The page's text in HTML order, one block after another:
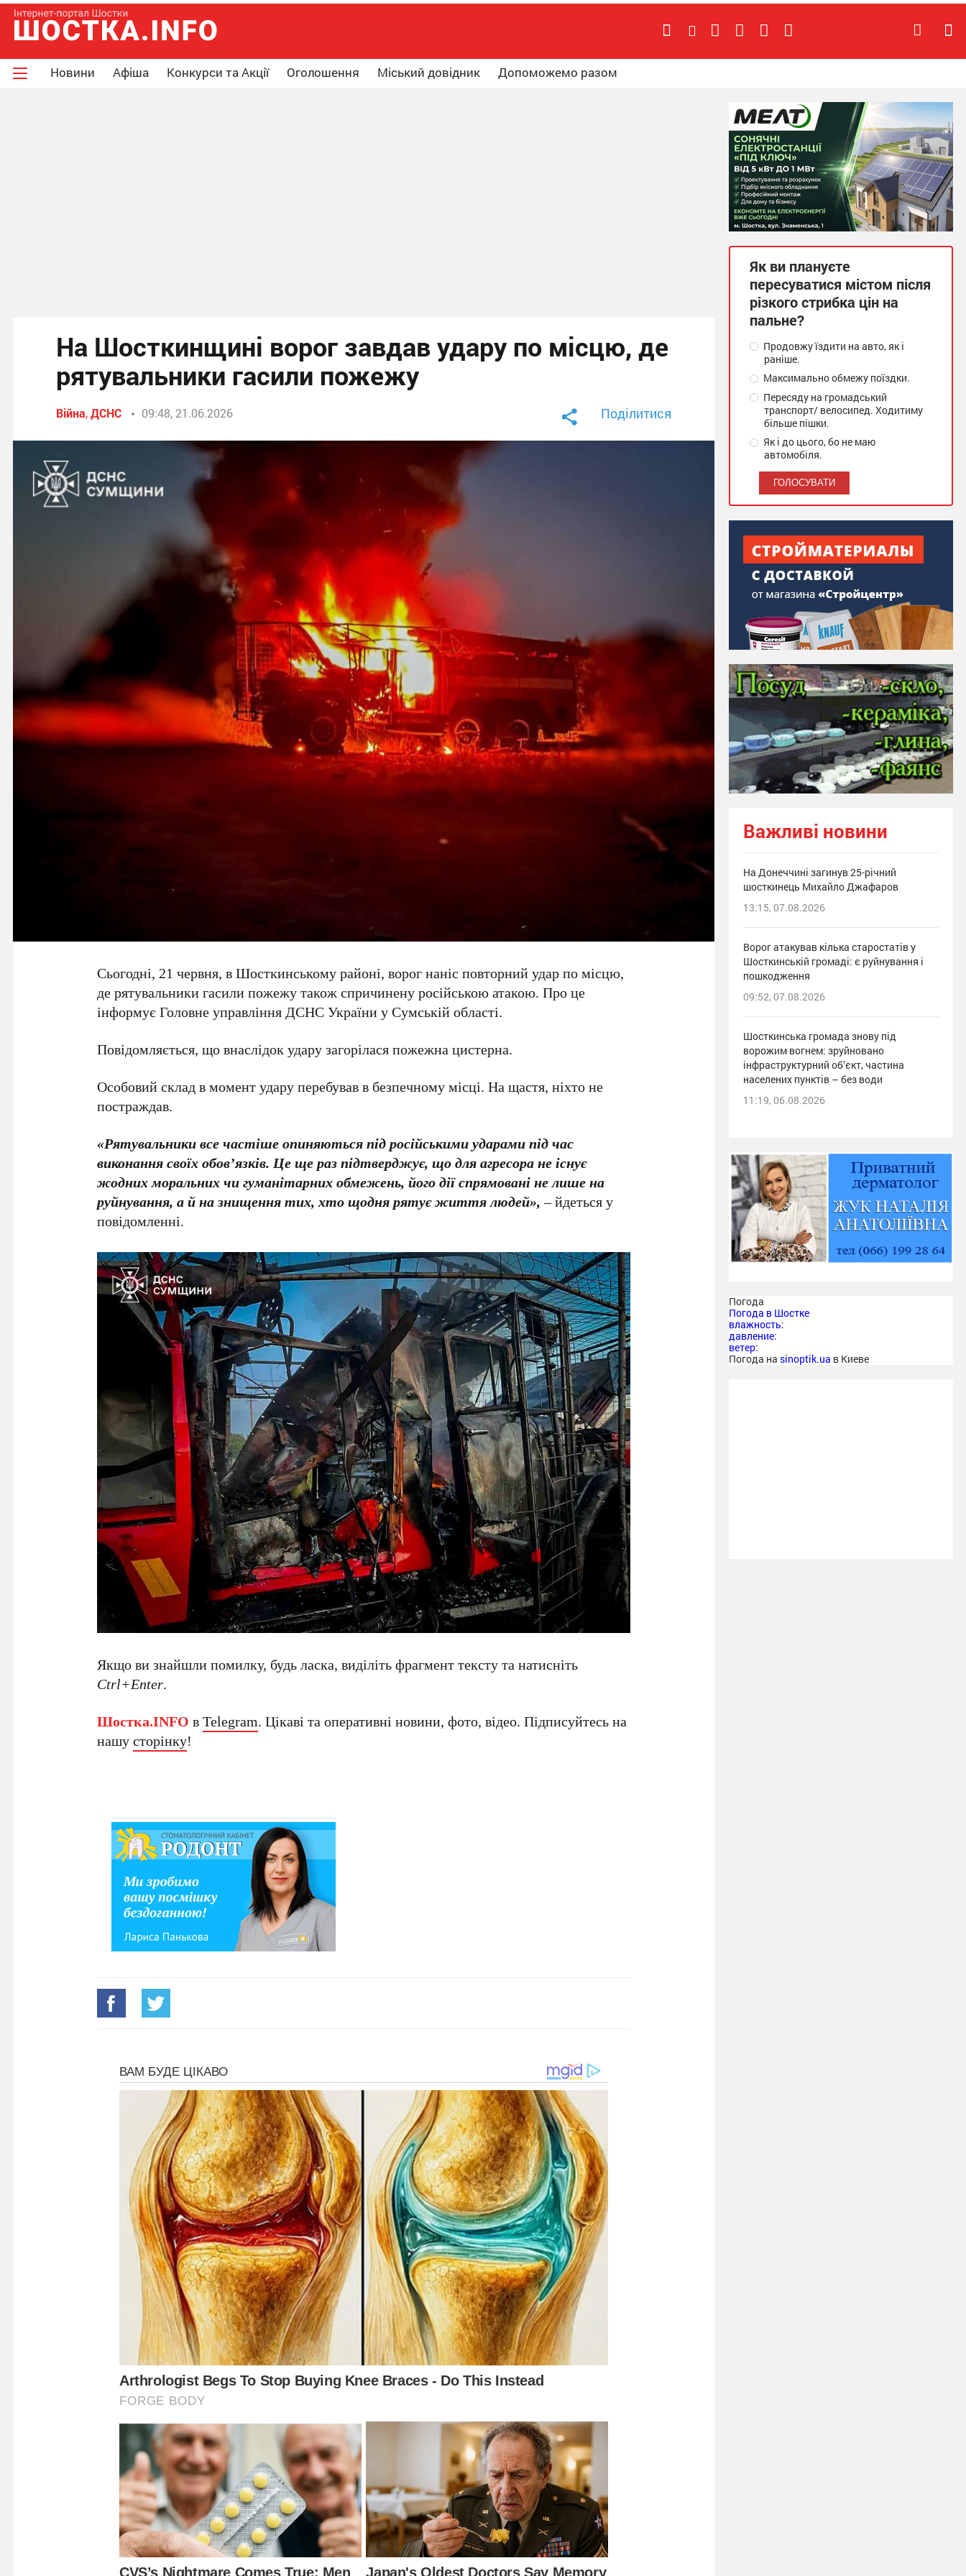
Новини Афіша Конкурси та Акції Оголошення Міський довідник Допоможемо разом
На Шосткинщині ворог завдав удару по місцю, де
рятувальники гасили пожежу
Війна,ДСНС 09:48, 21.06.2026 Поділитися
Сьогодні, 21 червня, в Шосткинському районі, ворог наніс повторний удар по місцю,
де рятувальники гасили пожежу також спричинену російською атакою. Про це
інформує Головне управління ДСНС України у Сумській області.
Повідомляється, що внаслідок удару загорілася пожежна цистерна.
Особовий склад в момент удару перебував в безпечному місці. На щастя, ніхто не
постраждав.
«Рятувальники все частіше опиняються під російськими ударами під час
виконання своїх обов’язків. Це ще раз підтверджує, що для агресора не існує
жодних моральних чи гуманітарних обмежень, його дії спрямовані не лише на
руйнування, а й на знищення тих, хто щодня рятує життя людей»,– йдеться у
повідомленні.
Якщо ви знайшли помилку, будь ласка, виділіть фрагмент тексту та натисніть
Ctrl+Enter.
Шостка.INFO вTelegram. Цікаві та оперативні новини, фото, відео. Підписуйтесь на
нашусторінку!
Як ви плануєте
пересуватися містом після
різкого стрибка цін на
пальне?
Продовжу їздити на авто, як і
раніше.
Максимально обмежу поїздки.
Пересяду на громадський
транспорт/ велосипед. Ходитиму
більше пішки.
Як і до цього, бо не маю
автомобіля.
Важливі новини
На Донеччині загинув 25-річний
шосткинець Михайло Джафаров
13:15, 07.08.2026
Ворог атакував кілька старостатів у
Шосткинській громаді: є руйнування і
пошкодження
09:52, 07.08.2026
Шосткинська громада знову під
ворожим вогнем: зруйновано
інфраструктурний об’єкт, частина
населених пунктів – без води
11:19, 06.08.2026
Погода
Погода в Шостке
влажность:
давление:
ветер:
Погода на sinoptik.ua в Киеве